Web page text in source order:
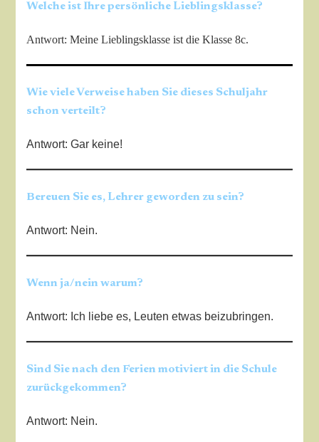
Welche ist Ihre persönliche Lieblingsklasse?
Antwort: Meine Lieblingsklasse ist die Klasse 8c.
Wie viele Verweise haben Sie dieses Schuljahr
schon verteilt?
Antwort: Gar keine!
Bereuen Sie es, Lehrer geworden zu sein?
Antwort: Nein.
Wenn ja/nein warum?
Antwort: Ich liebe es, Leuten etwas beizubringen.
Sind Sie nach den Ferien motiviert in die Schule
zurückgekommen?
Antwort: Nein.